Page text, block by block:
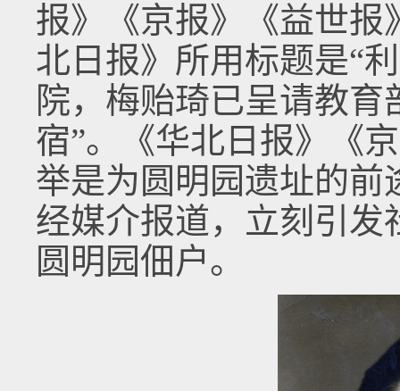
报》《京报》《益世报
北日报》所用标题是“
院，梅贻琦已呈请教
宿”。《华北日报》《
举是为圆明园遗址的前
经媒介报道，立刻引发
圆明园佃户。